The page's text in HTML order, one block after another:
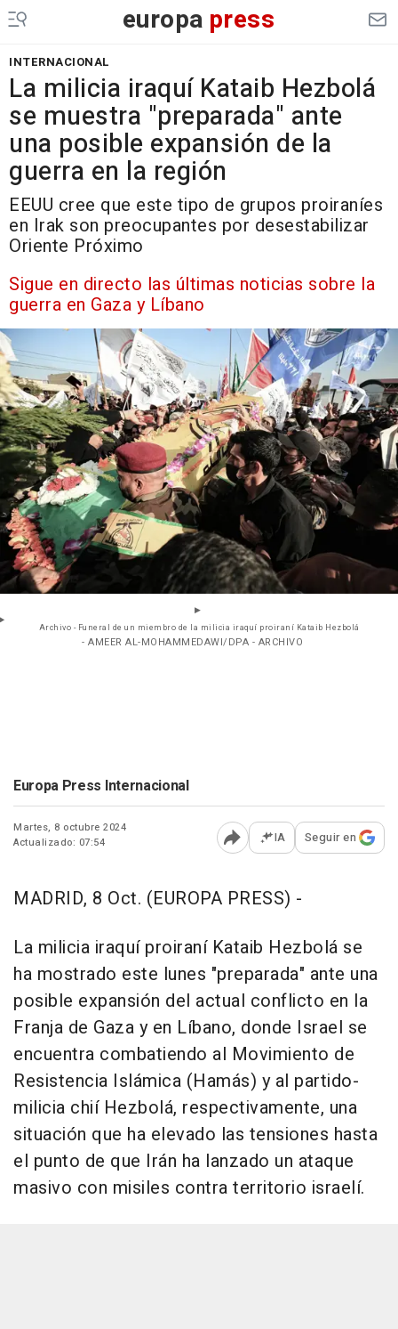
europa press
INTERNACIONAL
La milicia iraquí Kataib Hezbolá
se muestra "preparada" ante
una posible expansión de la
guerra en la región
EEUU cree que este tipo de grupos proiraníes
en Irak son preocupantes por desestabilizar
Oriente Próximo
Sigue en directo las últimas noticias sobre la
guerra en Gaza y Líbano
Archivo - Funeral de un miembro de la milicia iraquí proiraní Kataib Hezbolá
- AMEER AL-MOHAMMEDAWI/DPA - ARCHIVO
Europa Press Internacional
Martes, 8 octubre 2024
Actualizado: 07:54
Abrir opciones para
IA Seguir en
MADRID, 8 Oct. (EUROPA PRESS) -
La milicia iraquí proiraní Kataib Hezbolá se
ha mostrado este lunes "preparada" ante una
posible expansión del actual conflicto en la
Franja de Gaza y en Líbano, donde Israel se
encuentra combatiendo al Movimiento de
Resistencia Islámica (Hamás) y al partido-
milicia chií Hezbolá, respectivamente, una
situación que ha elevado las tensiones hasta
el punto de que Irán ha lanzado un ataque
masivo con misiles contra territorio israelí.